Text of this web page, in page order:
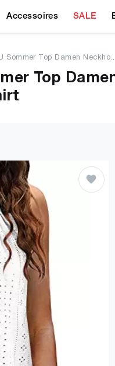
Accessoires SALE
Sommer Top Damen Neckho...
Top